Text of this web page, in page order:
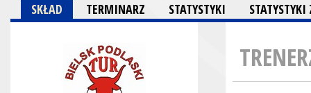
SKŁAD TERMINARZ STATYSTYKI